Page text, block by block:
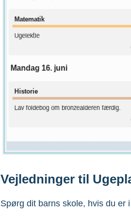
Vejledninger til
Spørg dit barns skole, hvis du er